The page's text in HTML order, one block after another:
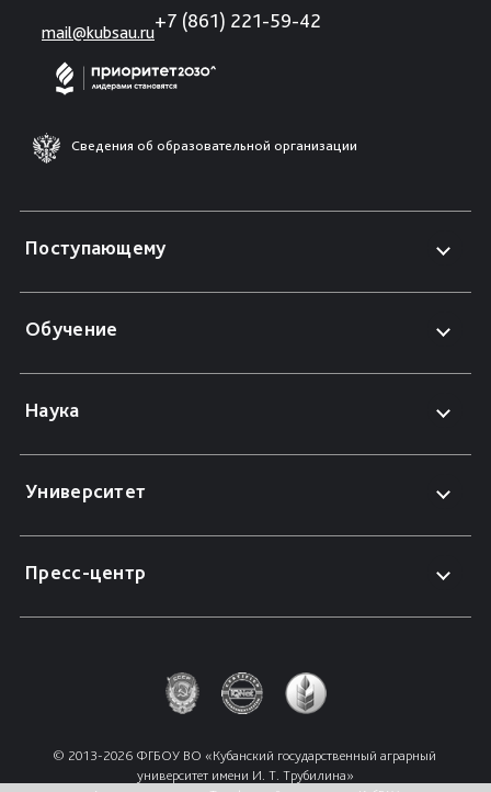
mail@kubsau.ru
+7 (861) 221-59-42
Сведения об образовательной организации
Поступающему
Обучение
Наука
Университет
Пресс-центр
© 2013-2026 ФГБОУ ВО «Кубанский государственный аграрный
университет имени И. Т. Трубилина»